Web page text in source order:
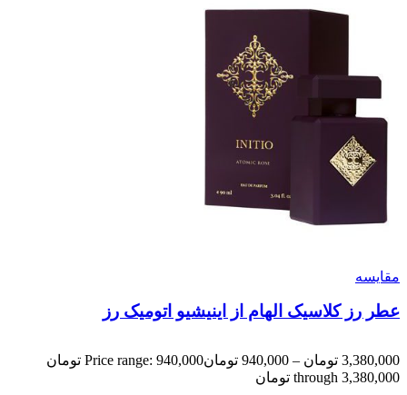
مقایسه
عطر رز کلاسیک الهام از اینیشیو اتومیک رز
3,380,000 تومان –
940,000 تومان
Price range: 940,000 تومان
through 3,380,000 تومان